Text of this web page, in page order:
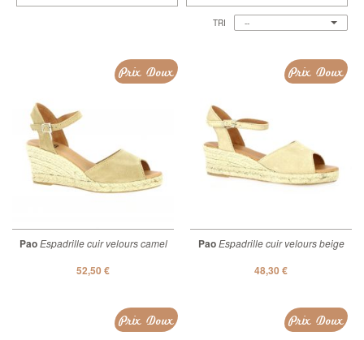
TRI --
PaoEspadrille cuir velours camel
52,50 €
Prix Doux
PaoEspadrille cuir velours beige
48,30 €
Prix Doux
Prix Doux Prix Doux